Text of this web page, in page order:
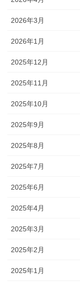
2026年3月
2026年1月
2025年12月
2025年11月
2025年10月
2025年9月
2025年8月
2025年7月
2025年6月
2025年4月
2025年3月
2025年2月
2025年1月